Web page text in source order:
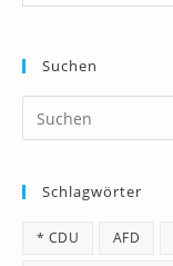
Suchen
Schlagwörter
* CDU AFD